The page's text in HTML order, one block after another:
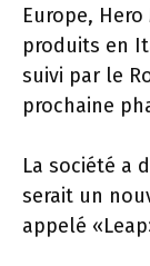
Europe,
produits en
suivi par le
prochaine
La société a
serait un
appelé